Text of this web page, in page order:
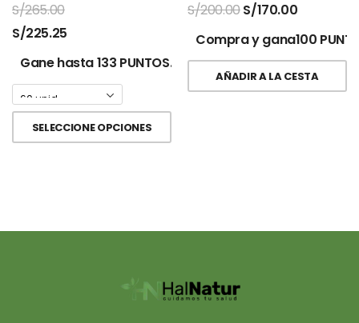
S/265.00
S/225.25
Gane hasta 133 PUNTOS.
SELECCIONE OPCIONES
S/200.00S/170.00
Compra y gana100
AÑADIR A LA CESTA